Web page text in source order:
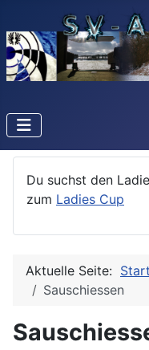
Du suchst den
zum Ladies Cup
Aktuelle Seite:
Sauschiessen